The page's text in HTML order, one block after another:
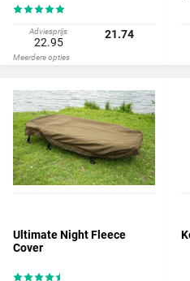
Adviesprijs
22.95
21.74
Meerdere opties
Ultimate Night Fleece
Cover